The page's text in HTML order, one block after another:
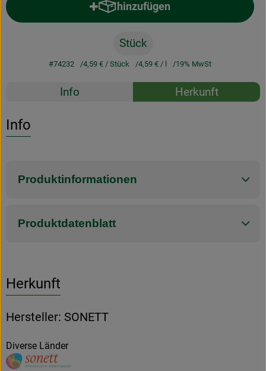
hinzufügen
Produkt zum Warenkorb
Stück
#74232 4,59 € / Stück 4,59 € / l 19% MwSt
Rezepte
Info Herkunft
Info
Produktinformationen
Produktdatenblatt
Herkunft
Hersteller: SONETT
Diverse Länder